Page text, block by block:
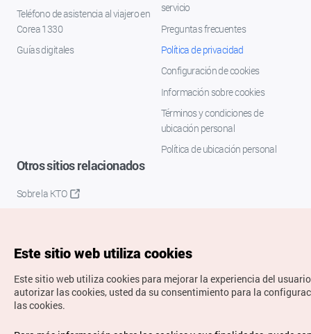
Teléfono de asistencia al viajero en
Corea 1330
Guías digitales
servicio
Preguntas frecuentes
Política de privacidad
Configuración de cookies
Información sobre cookies
Términos y condiciones de
ubicación personal
Política de ubicación personal
Otros sitios relacionados
Sobre la KTO
Copyrights © Organización de Turismo de Corea. Todos los
Este sitio web utiliza cookies
Este sitio web utiliza cookies para mejorar la experiencia del
autorizar las cookies, usted da su consentimiento para la
las cookies.